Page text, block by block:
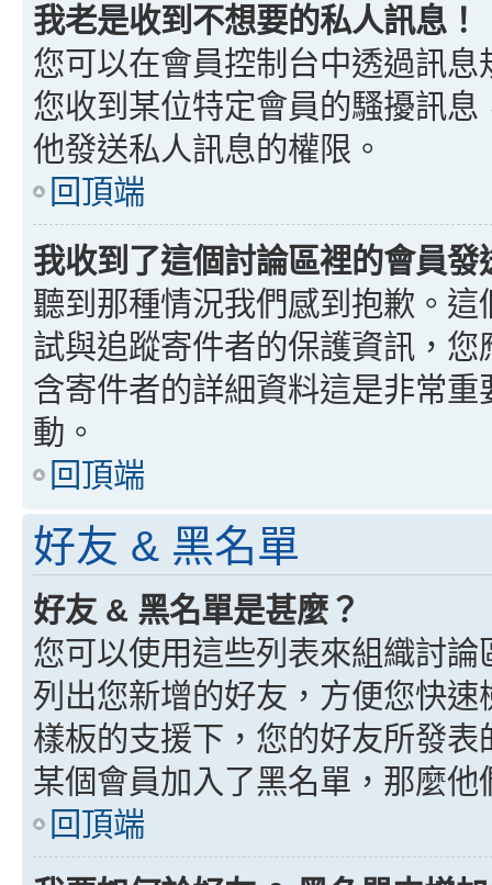
我老是收到不想要的私人訊息！
您可以在會員控制台中透過訊
您收到某位特定會員的騷擾訊
他發送私人訊息的權限。
回頂端
我收到了這個討論區裡的會員
聽到那種情況我們感到抱歉。
試與追蹤寄件者的保護資訊，
含寄件者的詳細資料這是非常
動。
回頂端
好友 & 黑名單
好友 & 黑名單是甚麼？
您可以使用這些列表來組織討
列出您新增的好友，方便您快
樣板的支援下，您的好友所發
某個會員加入了黑名單，那麼
回頂端